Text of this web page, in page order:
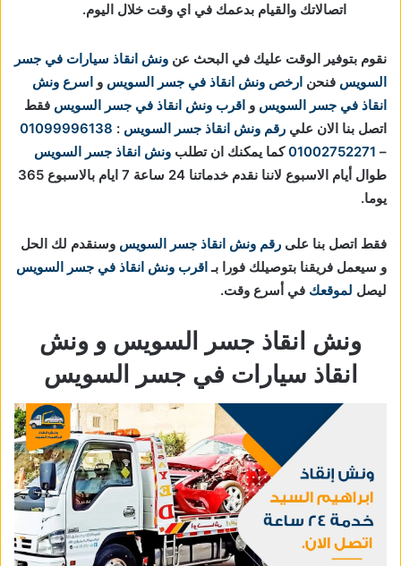
اتصالاتك والقيام بدعمك في اي وقت خلال اليوم.
نقوم بتوفير الوقت عليك في البحث عن ونش انقاذ سيارات في جسر
السويس فنحن ارخص ونش انقاذ في جسر السويس و اسرع ونش
انقاذ في جسر السويس و اقرب ونش انقاذ في جسر السويس فقط
اتصل بنا الان علي رقم ونش انقاذ جسر السويس :
01099996138
–
01002752271كما يمكنك ان تطلب ونش انقاذ جسر السويس
طوال أيام الاسبوع لاننا نقدم خدماتنا 24 ساعة 7 ايام بالاسبوع 365
يوما.
فقط اتصل بنا على رقم ونش انقاذ جسر السويس وسنقدم لك الحل
و سيعمل فريقنا بتوصيلك فورا بـ اقرب ونش انقاذ في جسر السويس
ليصل لموقعك في أسرع وقت.
ونش انقاذ جسر السويس و ونش
انقاذ سيارات في جسر السويس